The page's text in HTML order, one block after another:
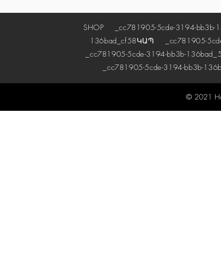
SHOP
_cc781905-5cde-3194-bb3b-
136bad_cf58ԿԱՊ _cc781905-
_cc781905-5cde-3194-bb3b-
_cc781905-5cde-3194-bb3b-
© 2021